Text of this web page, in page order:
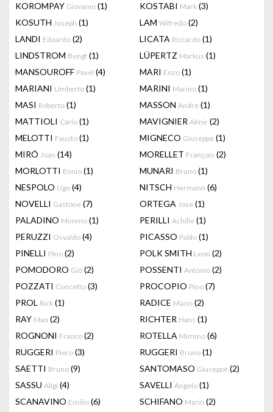
KOROMPAY Giovanni (1) KOSTABI Mark (3)
KOSUTH Joseph (1) LAM Wifredo (2)
LANDI Edoardo (2) LICATA Riccardo (1)
LINDSTROM Bengt (1) LÜPERTZ Markus (1)
MANSOUROFF Pavel (4) MARI Enzo (1)
MARIANI Umberto (1) MARINI Marino (1)
MASI Roberto (1) MASSON Andre (1)
MATTIOLI Carlo (1) MAVIGNIER Almir (2)
MELOTTI Fausto (1) MIGNECO Giuseppe (1)
MIRÓ Joan (14) MORELLET François (2)
MORLOTTI Ennio (1) MUNARI Bruno (1)
NESPOLO Ugo (4) NITSCH Hermann (6)
NOVELLI Gastone (7) ORTEGA Jose (1)
PALADINO Mimmo (1) PERILLI Achille (1)
PERUZZI Osvaldo (4) PICASSO Pablo (1)
PINELLI Pino (2) POLK SMITH Leon (2)
POMODORO Giò (2) POSSENTI Antonio (2)
POZZATI Concetto (3) PROCOPIO Pino (7)
PROL Rick (1) RADICE Mario (2)
RAY Man (2) RICHTER Hans (1)
ROGNONI Franco (2) ROTELLA Mimmo (6)
RUGGERI Piero (3) RUGGERI Bruno (1)
SAETTI Bruno (9) SANTOMASO Giuseppe (2)
SASSU Aligi (4) SAVELLI Angelo (1)
SCANAVINO Emilio (6) SCHIFANO Mario (2)